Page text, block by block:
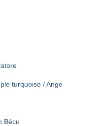
turquoise / Ange
Bécu